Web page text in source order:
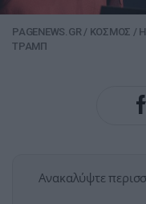
PAGENEWS.GR/ ΚΟΣΜΟΣ /
ΤΡΑΜΠ
Ανακαλύψτε